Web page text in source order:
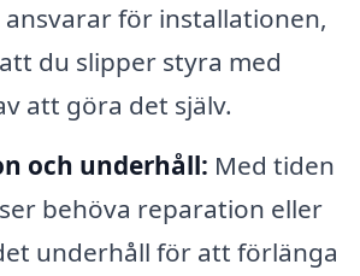
för installationen,
du slipper styra med
att göra det själv.
och underhåll: Med tiden
behöva reparation eller
underhåll för att förlänga